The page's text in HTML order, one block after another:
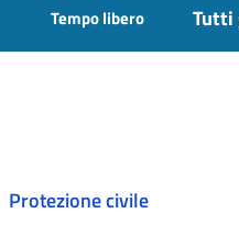
Tempo libero Tutti
Protezione civile